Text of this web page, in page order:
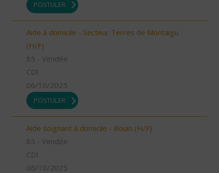
POSTULER
Aide à domicile - Secteur Terres de Montaigu
(H/F)
85 - Vendée
CDI
06/10/2025
POSTULER
Aide soignant à domicile - Bouin (H/F)
85 - Vendée
CDI
06/10/2025